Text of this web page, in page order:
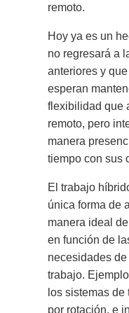
remoto.
Hoy ya es un
no regresará a
anteriores y
esperan
flexibilidad que
remoto, pero
manera
tiempo con sus
El trabajo
única forma de
manera ideal
en función de
necesidades
trabajo.
los sistemas
por rotación, e